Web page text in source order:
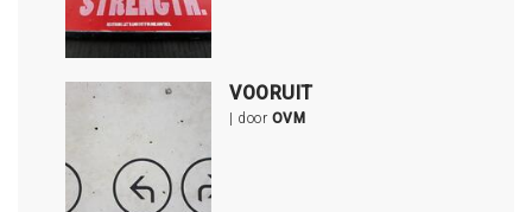
VOORUIT
| door OVM